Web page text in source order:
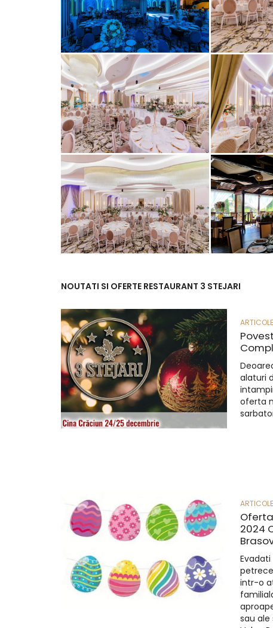
NOUTATI SI OFERTE RESTAURANT 3 STEJARI
ARTICOLE
alaturi
oferta
ARTICOLE
2024
intr-o
sau